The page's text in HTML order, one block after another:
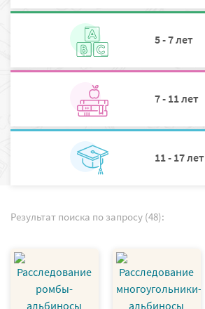
5 - 7 лет
7 - 11 лет
11 - 17 лет
Результат поиска по запросу (48):